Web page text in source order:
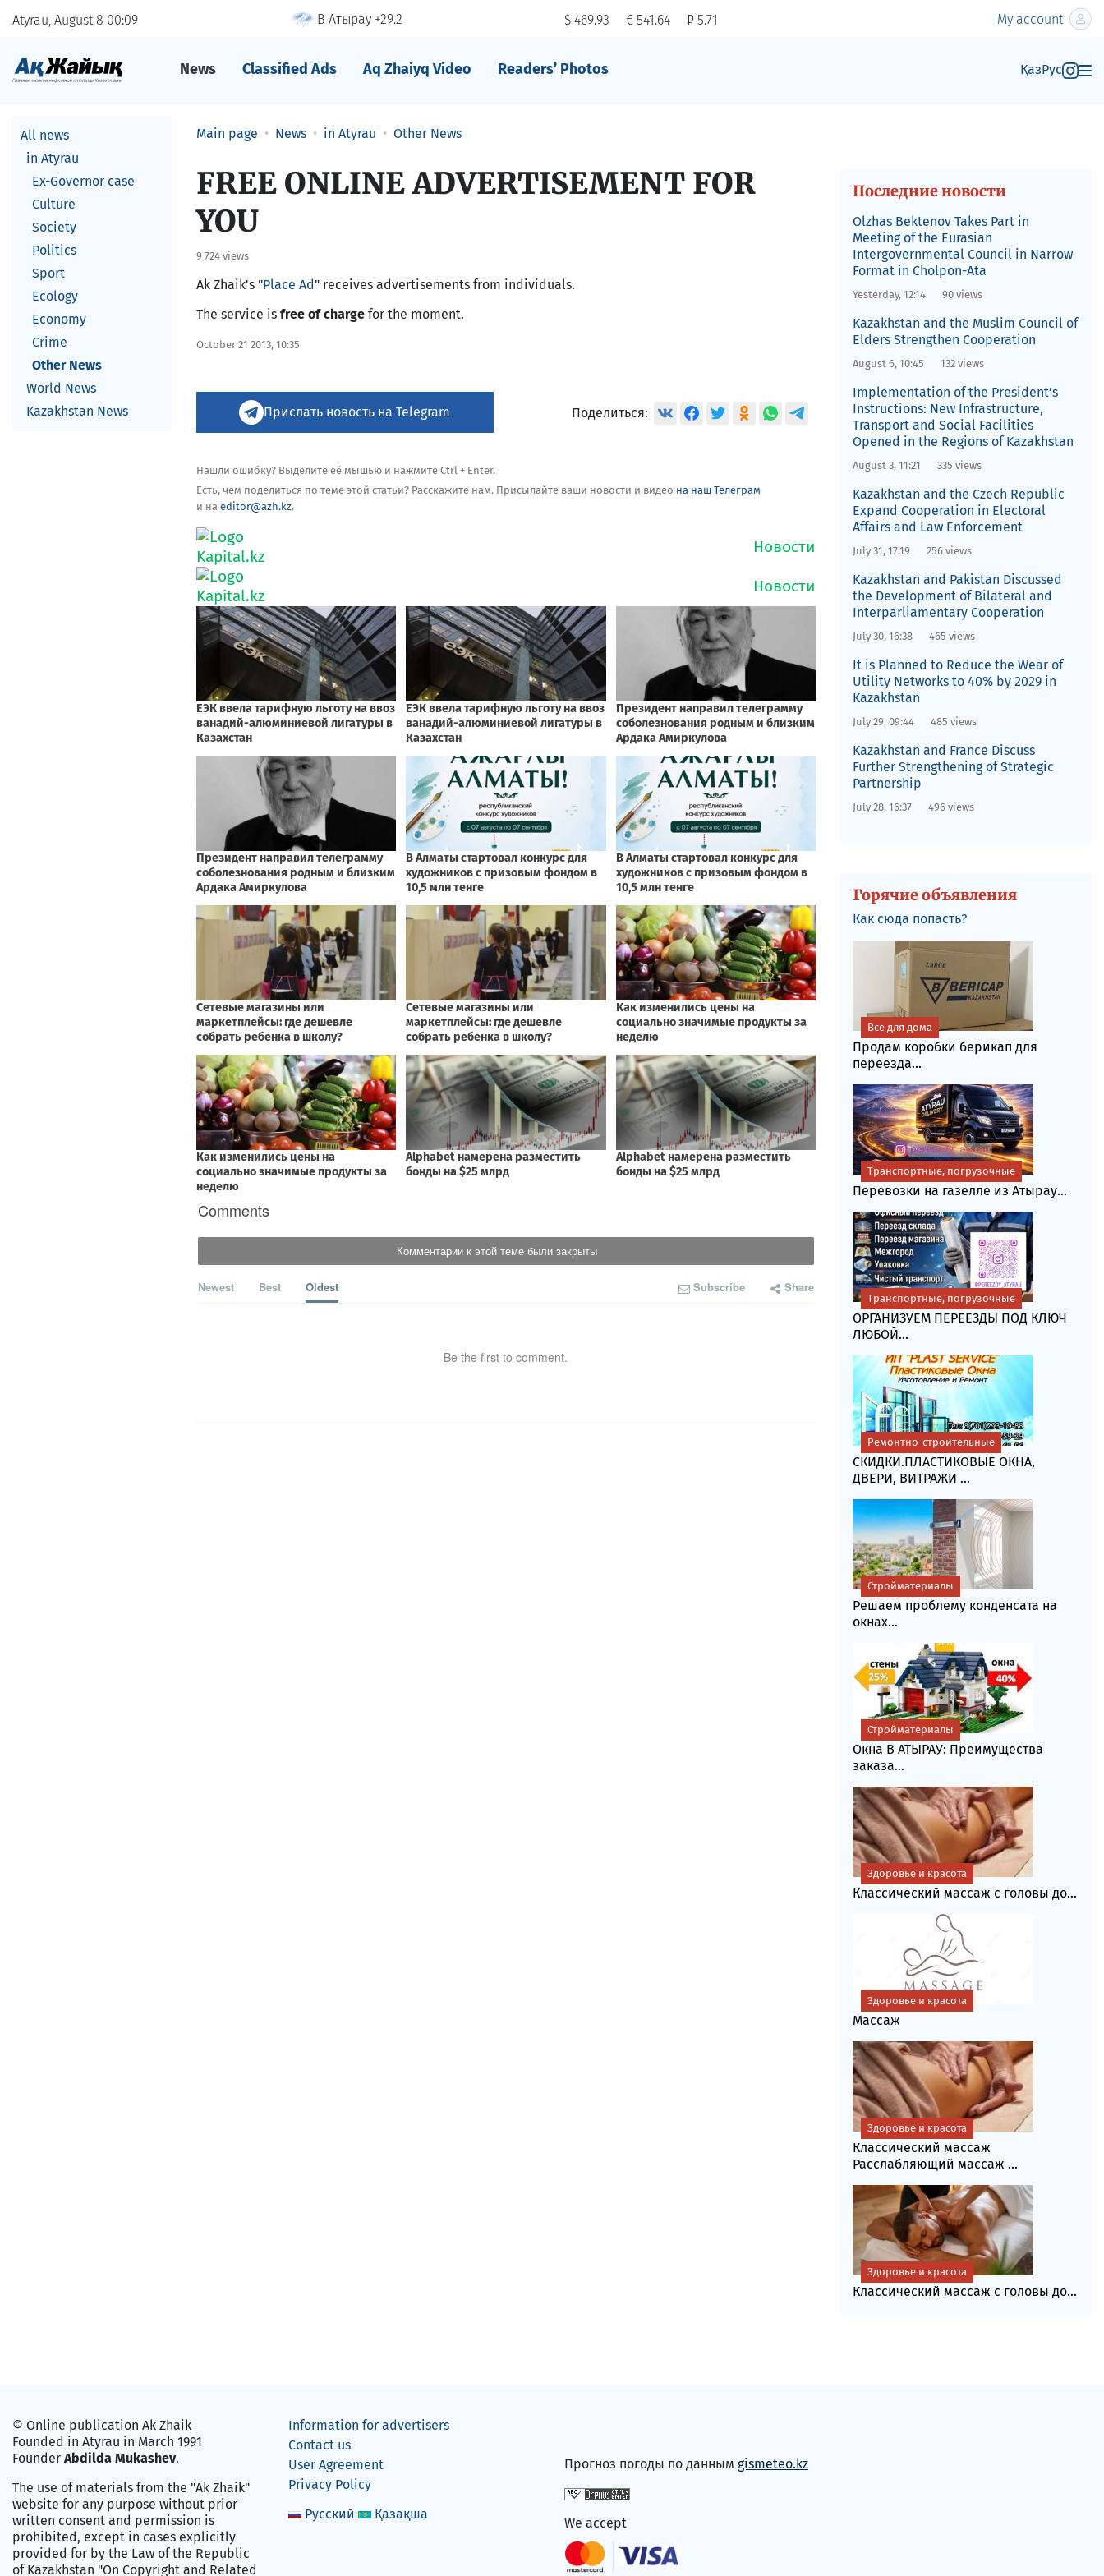
Atyrau, August 8 00 09 В Атырау +29.2 $ 469.93 € 541.64 ₽ 5.71 My account
News Classified Ads Aq Zhaiyq Video Readers’ Photos ҚазРус
All news
in Atyrau
Ex-Governor case
Culture
Society
Politics
Sport
Ecology
Economy
Crime
Other News
World News
Kazakhstan News
Main page News in Atyrau Other News
FREE ONLINE ADVERTISEMENT FOR
YOU
9 724 views
Ak Zhaik's "Place Ad" receives advertisements from individuals.
The service is free of charge for the moment.
October 21 2013, 10:35
Прислать новость на Telegram Поделиться:
Нашли ошибку? Выделите её мышью и нажмите Ctrl + Enter.
Есть, чем поделиться по теме этой статьи? Расскажите нам. Присылайте ваши новости и видео на наш Телеграм
и на editor@azh.kz.
Comments
Комментарии к этой теме были закрыты
Newest Best Oldest Subscribe Share
Be the first to comment.
Последние новости
Olzhas Bektenov Takes Part in
Meeting of the Eurasian
Intergovernmental Council in Narrow
Format in Cholpon-Ata
Yesterday, 12:14 90 views
Kazakhstan and the Muslim Council of
Elders Strengthen Cooperation
August 6, 10:45 132 views
Implementation of the President’s
Instructions: New Infrastructure,
Transport and Social Facilities
Opened in the Regions of Kazakhstan
August 3, 11:21 335 views
Kazakhstan and the Czech Republic
Expand Cooperation in Electoral
Affairs and Law Enforcement
July 31, 17:19 256 views
Kazakhstan and Pakistan Discussed
the Development of Bilateral and
Interparliamentary Cooperation
July 30, 16:38 465 views
It is Planned to Reduce the Wear of
Utility Networks to 40% by 2029 in
Kazakhstan
July 29, 09:44 485 views
Kazakhstan and France Discuss
Further Strengthening of Strategic
Partnership
July 28, 16:37 496 views
Горячие объявления
Как сюда попасть?
Продам коробки берикап для
переезда...
Все для дома
Перевозки на газелле из Атырау...
Транспортные, погрузочные
ОРГАНИЗУЕМ ПЕРЕЕЗДЫ ПОД КЛЮЧ
ЛЮБОЙ...
Транспортные, погрузочные
СКИДКИ.ПЛАСТИКОВЫЕ ОКНА,
ДВЕРИ, ВИТРАЖИ ...
Ремонтно-строительные
Решаем проблему конденсата на
окнах...
Стройматериалы
Окна В АТЫРАУ: Преимущества
заказа...
Стройматериалы
Классический массаж с головы до...
Здоровье и красота
Массаж
Здоровье и красота
Классический массаж
Расслабляющий массаж ...
Здоровье и красота
Классический массаж с головы до...
Здоровье и красота
© Online publication Ak Zhaik
Founded in Atyrau in March 1991
Founder Abdilda Mukashev.
The use of materials from the "Ak Zhaik"
website for any purpose without prior
written consent and permission is
prohibited, except in cases explicitly
provided for by the Law of the Republic
of Kazakhstan "On Copyright and Related
Information for advertisers
Contact us
User Agreement
Privacy Policy
Русский
Қазақша
Прогноз погоды по данным gismeteo.kz
We accept